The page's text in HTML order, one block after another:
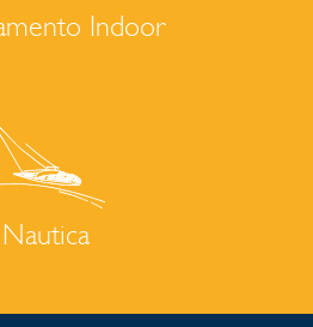
Indoor
Nautica